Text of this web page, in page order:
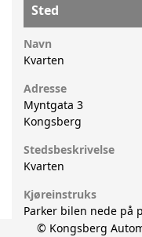
Sted
Navn
Kvarten
Adresse
Myntgata 3
Kongsberg
Stedsbeskrivelse
Kvarten
Kjøreinstruks
Parker bilen nede på
© Kongsberg